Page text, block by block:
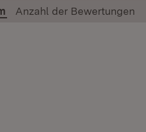
Anzahl der Bewertungen